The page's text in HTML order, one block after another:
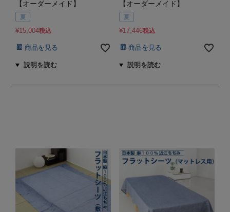
【オーダーメイド】
夏
¥15,004税込
商品を見る
【オーダーメイド】
夏
¥17,446税込
商品を見る